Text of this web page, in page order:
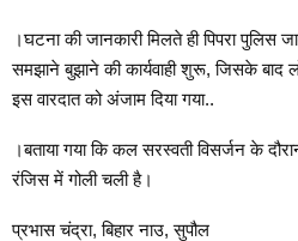
।घटना की जानकारी मिलते ही पिपरा पुलिस
समझाने बुझाने की कार्यवाही शुरू, जिसके बाद
इस वारदात को अंजाम दिया गया..
।बताया गया कि कल सरस्वती विसर्जन के
रंजिस में गोली चली है।
प्रभास चंद्रा, बिहार नाउ, सुपौल